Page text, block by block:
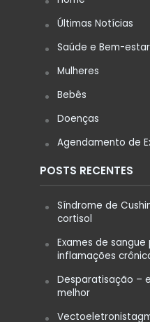
Últimas Notícias
Saúde e Bem-estar
Mulheres
Bebês
Doenças
Agendamento de
POSTS RECENTES
Síndrome de
cortisol
Exames de
inflamações
Desparatisação –
melhor